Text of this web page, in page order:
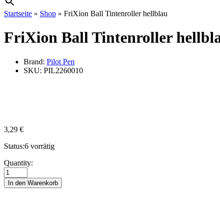
Startseite » Shop » FriXion Ball Tintenroller hellblau
FriXion Ball Tintenroller
Brand: Pilot Pen
SKU: PIL2260010
3,29 €
Status:6 vorrätig
FriXion
Ball
Tintenroller
hellblau
Quantity:
In den Warenkorb